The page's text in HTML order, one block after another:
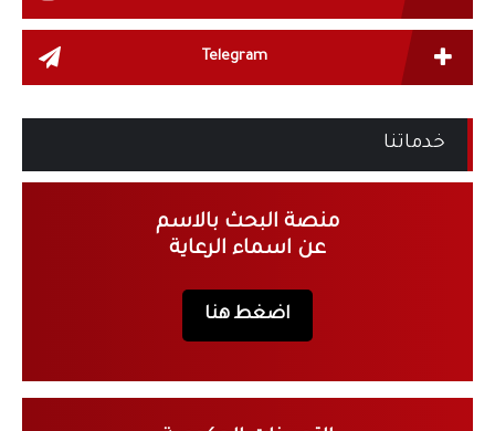
Telegram
خدماتنا
منصة البحث بالاسم
عن اسماء الرعاية
اضغط هنا